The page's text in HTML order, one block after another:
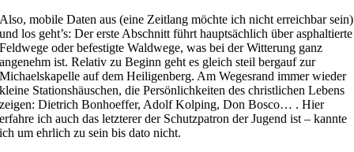
Also, mobile Daten aus (eine Zeitlang möchte ich nicht erreichbar sein)
und los geht’s: Der erste Abschnitt führt hauptsächlich über asphaltierte
Feldwege oder befestigte Waldwege, was bei der Witterung ganz
angenehm ist. Relativ zu Beginn geht es gleich steil bergauf zur
Michaelskapelle auf dem Heiligenberg. Am Wegesrand immer wieder
kleine Stationshäuschen, die Persönlichkeiten des christlichen Lebens
zeigen: Dietrich Bonhoeffer, Adolf Kolping, Don Bosco… . Hier
erfahre ich auch das letzterer der Schutzpatron der Jugend ist – kannte
ich um ehrlich zu sein bis dato nicht.